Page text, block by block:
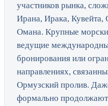
участников рынка,
Ирана, Ирака,
Омана. Крупные
ведущие
бронирования или
направлениях,
Ормузский пролив.
формально продолжают